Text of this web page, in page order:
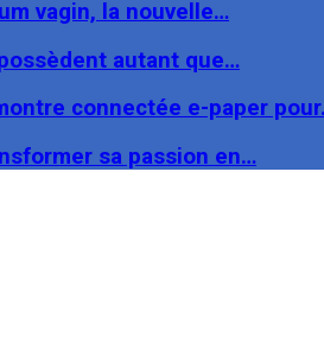
vagin, la nouvelle…
autant que…
connectée e-paper
sa passion en…